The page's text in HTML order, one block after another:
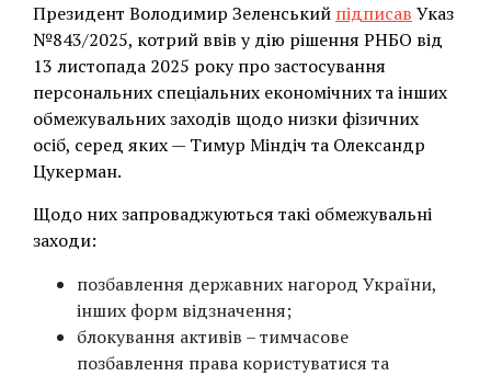
Президент Володимир Зеленський підписав Указ
№843/2025, котрий ввів у дію рішення РНБО від
13 листопада 2025 року про застосування
персональних спеціальних економічних та інших
обмежувальних заходів щодо низки фізичних
осіб, серед яких — Тимур Міндіч та Олександр
Цукерман.
Щодо них запроваджуються такі обмежувальні
заходи:
позбавлення державних нагород України,
інших форм відзначення;
блокування активів – тимчасове
позбавлення права користуватися та